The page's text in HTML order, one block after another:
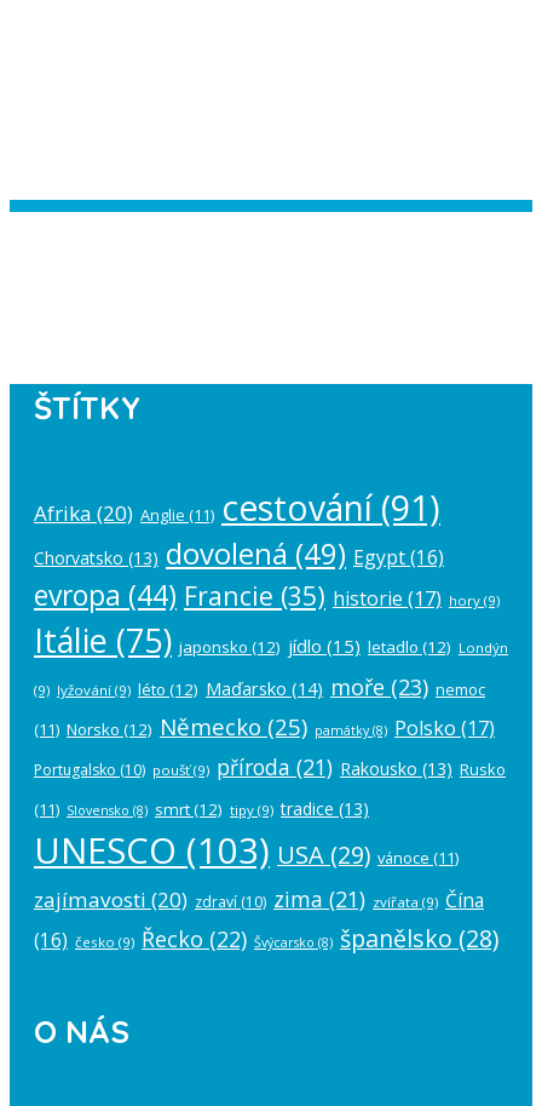
ŠTÍTKY
Afrika (20) Anglie (11) cestování(91)
Chorvatsko (13) dovolená (49) Egypt(16)
evropa (44) Francie (35) historie (17) hory (9)
Itálie (75) japonsko (12) jídlo (15) letadlo (12) Londýn
(9) lyžování (9) léto (12) Maďarsko (14) moře (23) nemoc
(11) Norsko (12) Německo (25) památky(8) Polsko (17)
Portugalsko (10) poušť(9) příroda (21) Rakousko (13) Rusko
(11) Slovensko (8) smrt(12) tipy (9) tradice (13)
UNESCO (103) USA (29) vánoce (11)
zajímavosti (20) zdraví (10) zima (21) zvířata (9) Čína
(16) česko (9) Řecko (22) Švýcarsko (8) španělsko (28)
O NÁS